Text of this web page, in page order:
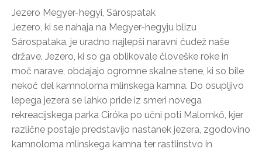
Jezero Megyer-hegyi, Sárospatak
Jezero, ki se nahaja na Megyer-hegyju blizu
Sárospataka, je uradno najlepši naravni čudež naše
države. Jezero, ki so ga oblikovale človeške roke in
moč narave, obdajajo ogromne skalne stene, ki so bile
nekoč del kamnoloma mlinskega kamna. Do osupljivo
lepega jezera se lahko pride iz smeri novega
rekreacijskega parka Ciróka po učni poti Malomkő, kjer
različne postaje predstavijo nastanek jezera, zgodovino
kamnoloma mlinskega kamna ter rastlinstvo in